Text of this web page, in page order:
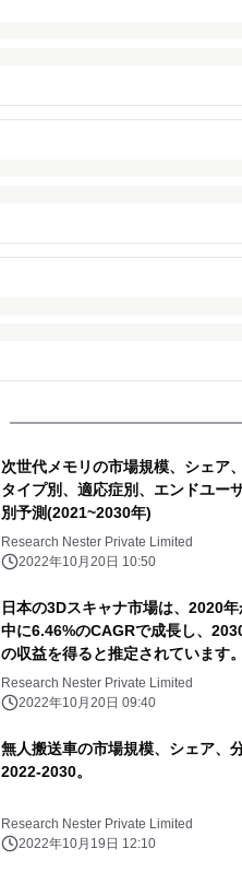
次世代メモリの市場規模、シェア
タイプ別、適応症別、エンドユー
別予測(2021~2030年)
Research Nester Private Limited
2022年10月20日 10:50
日本の3Dスキャナ市場は、2020
中に6.46%のCAGRで成長し、
の収益を得ると推定されています。
Research Nester Private Limited
2022年10月20日 09:40
無人搬送車の市場規模、シェア、
2022-2030。
Research Nester Private Limited
2022年10月19日 12:10